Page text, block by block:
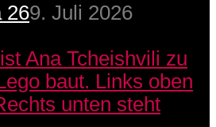
269. Juli 2026